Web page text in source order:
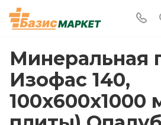
Минеральная
Изофас 140,
100x600x1000